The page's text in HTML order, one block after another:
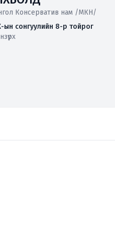
Консерватив нам /МКН/
ын сонгуулийн 8-р тойрог